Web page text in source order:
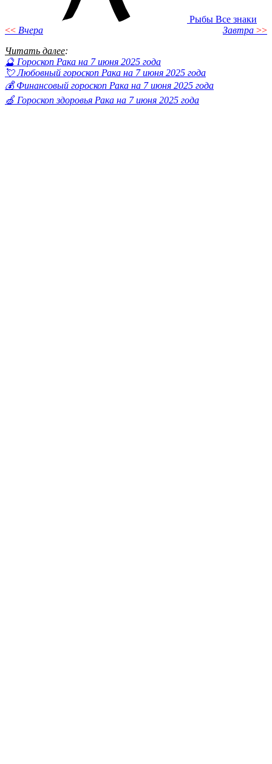
Рыбы Все знаки
<< Вчера Завтра >>
Читать далее:
🔮 Гороскоп Рака на 7 июня 2025 года
💘 Любовный гороскоп Рака на 7 июня 2025 года
💰 Финансовый гороскоп Рака на 7 июня 2025 года
🍏 Гороскоп здоровья Рака на 7 июня 2025 года